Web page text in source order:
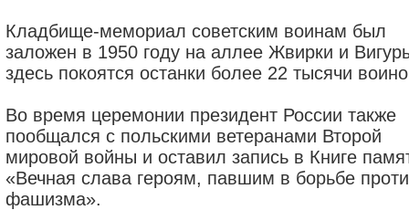
Кладбище-мемориал советским воинам был
заложен в 1950 году на аллее Жвирки и
здесь покоятся останки более 22 тысячи
Во время церемонии президент России также
пообщался с польскими ветеранами Второй
мировой войны и оставил запись в Книге
«Вечная слава героям, павшим в борьбе
фашизма».